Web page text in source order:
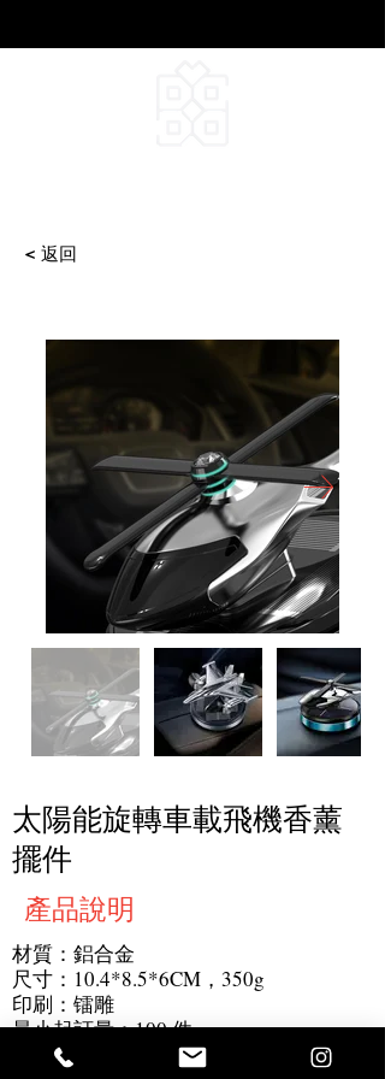
< 返回
太陽能旋轉車載飛機香薰
擺件
產品說明
材質：鋁合金
尺寸：10.4*8.5*6CM，350g
印刷：镭雕
最小起訂量：100 件
產品細節： 植物提取安全溫和精油，孕